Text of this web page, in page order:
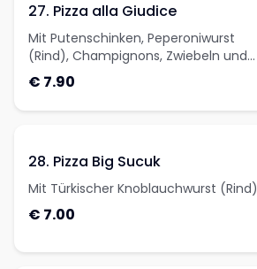
27. Pizza alla Giudice
Mit Putenschinken, Peperoniwurst
(Rind), Champignons, Zwiebeln und
Jalapeños
€ 7.90
28. Pizza Big Sucuk
Mit Türkischer Knoblauchwurst (Rind)
€ 7.00